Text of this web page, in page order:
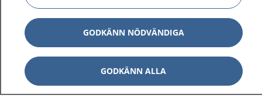
1177 på flera språk Visa
Om 1177 Visa
GODKÄNN NÖDVÄNDIGA
GODKÄNN ALLA